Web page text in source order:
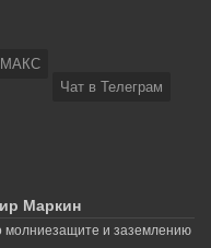
МАКС
Чат в Телеграм
Маркин
молниезащите и заземлению